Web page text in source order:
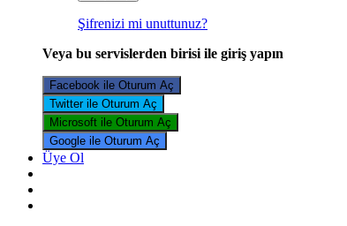
Şifrenizi mi unuttunuz?
Veya bu servislerden birisi ile giriş yapın
Facebook ile Oturum Aç
Twitter ile Oturum Aç
Microsoft ile Oturum Aç
Google ile Oturum Aç
Üye Ol